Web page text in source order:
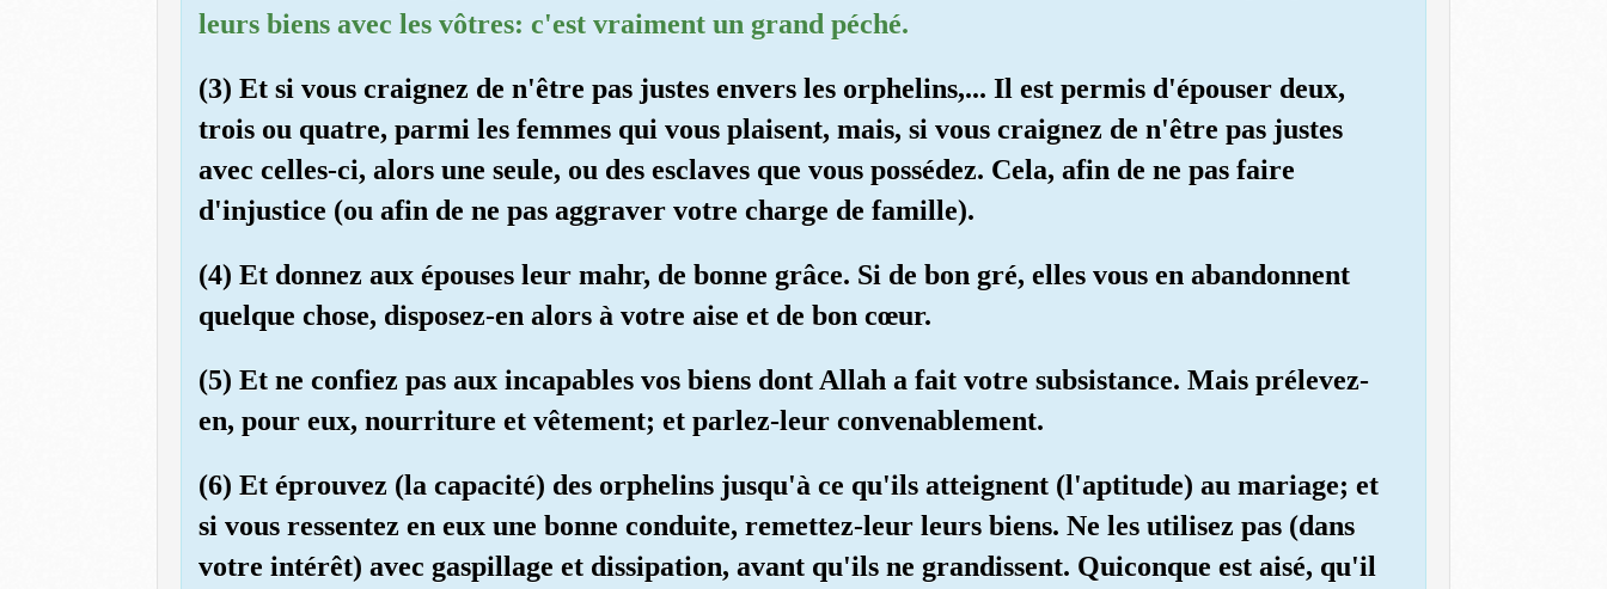
leurs biens avec les vôtres: c'est vraiment un grand péché.
(3) Et si vous craignez de n'être pas justes envers les orphelins,... Il est permis d'épouser deux,
trois ou quatre, parmi les femmes qui vous plaisent, mais, si vous craignez de n'être pas justes
avec celles-ci, alors une seule, ou des esclaves que vous possédez. Cela, afin de ne pas faire
d'injustice (ou afin de ne pas aggraver votre charge de famille).
(4) Et donnez aux épouses leur mahr, de bonne grâce. Si de bon gré, elles vous en abandonnent
quelque chose, disposez-en alors à votre aise et de bon cœur.
(5) Et ne confiez pas aux incapables vos biens dont Allah a fait votre subsistance. Mais prélevez-
en, pour eux, nourriture et vêtement; et parlez-leur convenablement.
(6) Et éprouvez (la capacité) des orphelins jusqu'à ce qu'ils atteignent (l'aptitude) au mariage; et
si vous ressentez en eux une bonne conduite, remettez-leur leurs biens. Ne les utilisez pas (dans
votre intérêt) avec gaspillage et dissipation, avant qu'ils ne grandissent. Quiconque est aisé, qu'il